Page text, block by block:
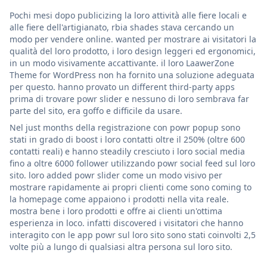
Pochi mesi dopo publicizing la loro attività alle fiere locali e
alle fiere dell'artigianato, rbia shades stava cercando un
modo per vendere online. wanted per mostrare ai visitatori la
qualità del loro prodotto, i loro design leggeri ed ergonomici,
in un modo visivamente accattivante. il loro LaawerZone
Theme for WordPress non ha fornito una soluzione adeguata
per questo. hanno provato un different third-party apps
prima di trovare powr slider e nessuno di loro sembrava far
parte del sito, era goffo e difficile da usare.
Nel just months della registrazione con powr popup sono
stati in grado di boost i loro contatti oltre il 250% (oltre 600
contatti reali) e hanno steadily cresciuto i loro social media
fino a oltre 6000 follower utilizzando powr social feed sul loro
sito. loro added powr slider come un modo visivo per
mostrare rapidamente ai propri clienti come sono coming to
la homepage come appaiono i prodotti nella vita reale.
mostra bene i loro prodotti e offre ai clienti un'ottima
esperienza in loco. infatti discovered i visitatori che hanno
interagito con le app powr sul loro sito sono stati coinvolti 2,5
volte più a lungo di qualsiasi altra persona sul loro sito.